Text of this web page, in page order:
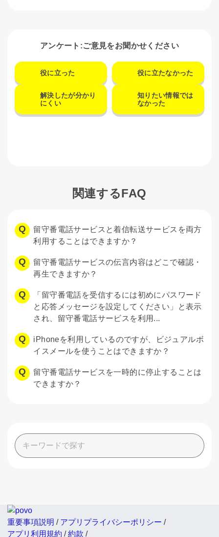
アンケート:ご意見をお聞かせください
役に立った 役に立たなかった
解決したが分かり
にくい
知りたい情報では
なかった
関連するFAQ
留守番電話サービスと着信転送サービスを両方
利用することはできますか？
留守番電話サービスの伝言内容はどこで確認・
再生できますか？
「留守番電話を受信するには初めにパスワード
と応答メッセージを設定してください」と表示
され、留守番電話サービスを利用...
iPhoneを利用しているのですが、ビジュアルボ
イスメールを使うことはできますか？
留守番電話サービスを一時的に停止することは
できますか？
重要事項説明 / アプリプライバシーポリシー /
アプリ利用規約 /約款 /